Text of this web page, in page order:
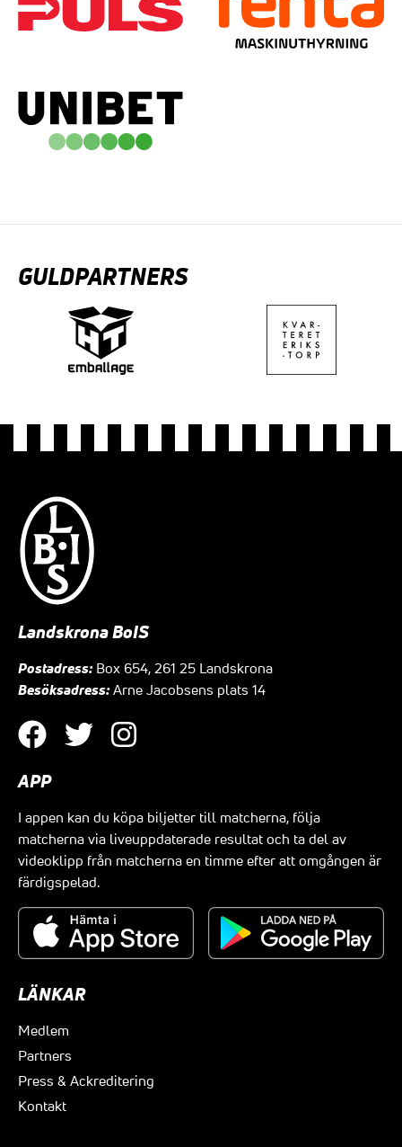
GULDPARTNERS
Landskrona BoIS
Postadress: Box 654, 261 25 Landskrona
Besöksadress: Arne Jacobsens plats 14
APP
I appen kan du köpa biljetter till matcherna, följa
matcherna via liveuppdaterade resultat och ta del av
videoklipp från matcherna en timme efter att omgången är
färdigspelad.
LÄNKAR
Medlem
Partners
Press & Ackreditering
Kontakt